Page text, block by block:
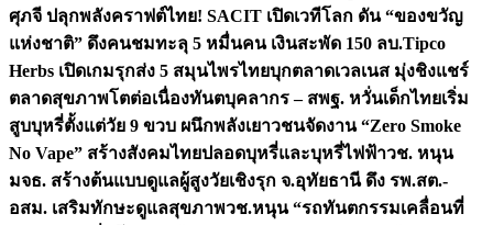
ศุภจี ปลุกพลังคราฟต์ไทย! SACIT เปิดเวทีโลก ดัน “ของขวัญ
แห่งชาติ” ดึงคนชมทะลุ 5 หมื่นคน เงินสะพัด 150 ลบ.Tipco
Herbs เปิดเกมรุกส่ง 5 สมุนไพรไทยบุกตลาดเวลเนส มุ่งชิงแชร์
ตลาดสุขภาพโตต่อเนื่องทันตบุคลากร – สพฐ. หวั่นเด็กไทยเริ่ม
สูบบุหรี่ตั้งแต่วัย 9 ขวบ ผนึกพลังเยาวชนจัดงาน “Zero Smoke
No Vape” สร้างสังคมไทยปลอดบุหรี่และบุหรี่ไฟฟ้าวช. หนุน
มจธ. สร้างต้นแบบดูแลผู้สูงวัยเชิงรุก จ.อุทัยธานี ดึง รพ.สต.-
อสม. เสริมทักษะดูแลสุขภาพวช.หนุน “รถทันตกรรมเคลื่อนที่